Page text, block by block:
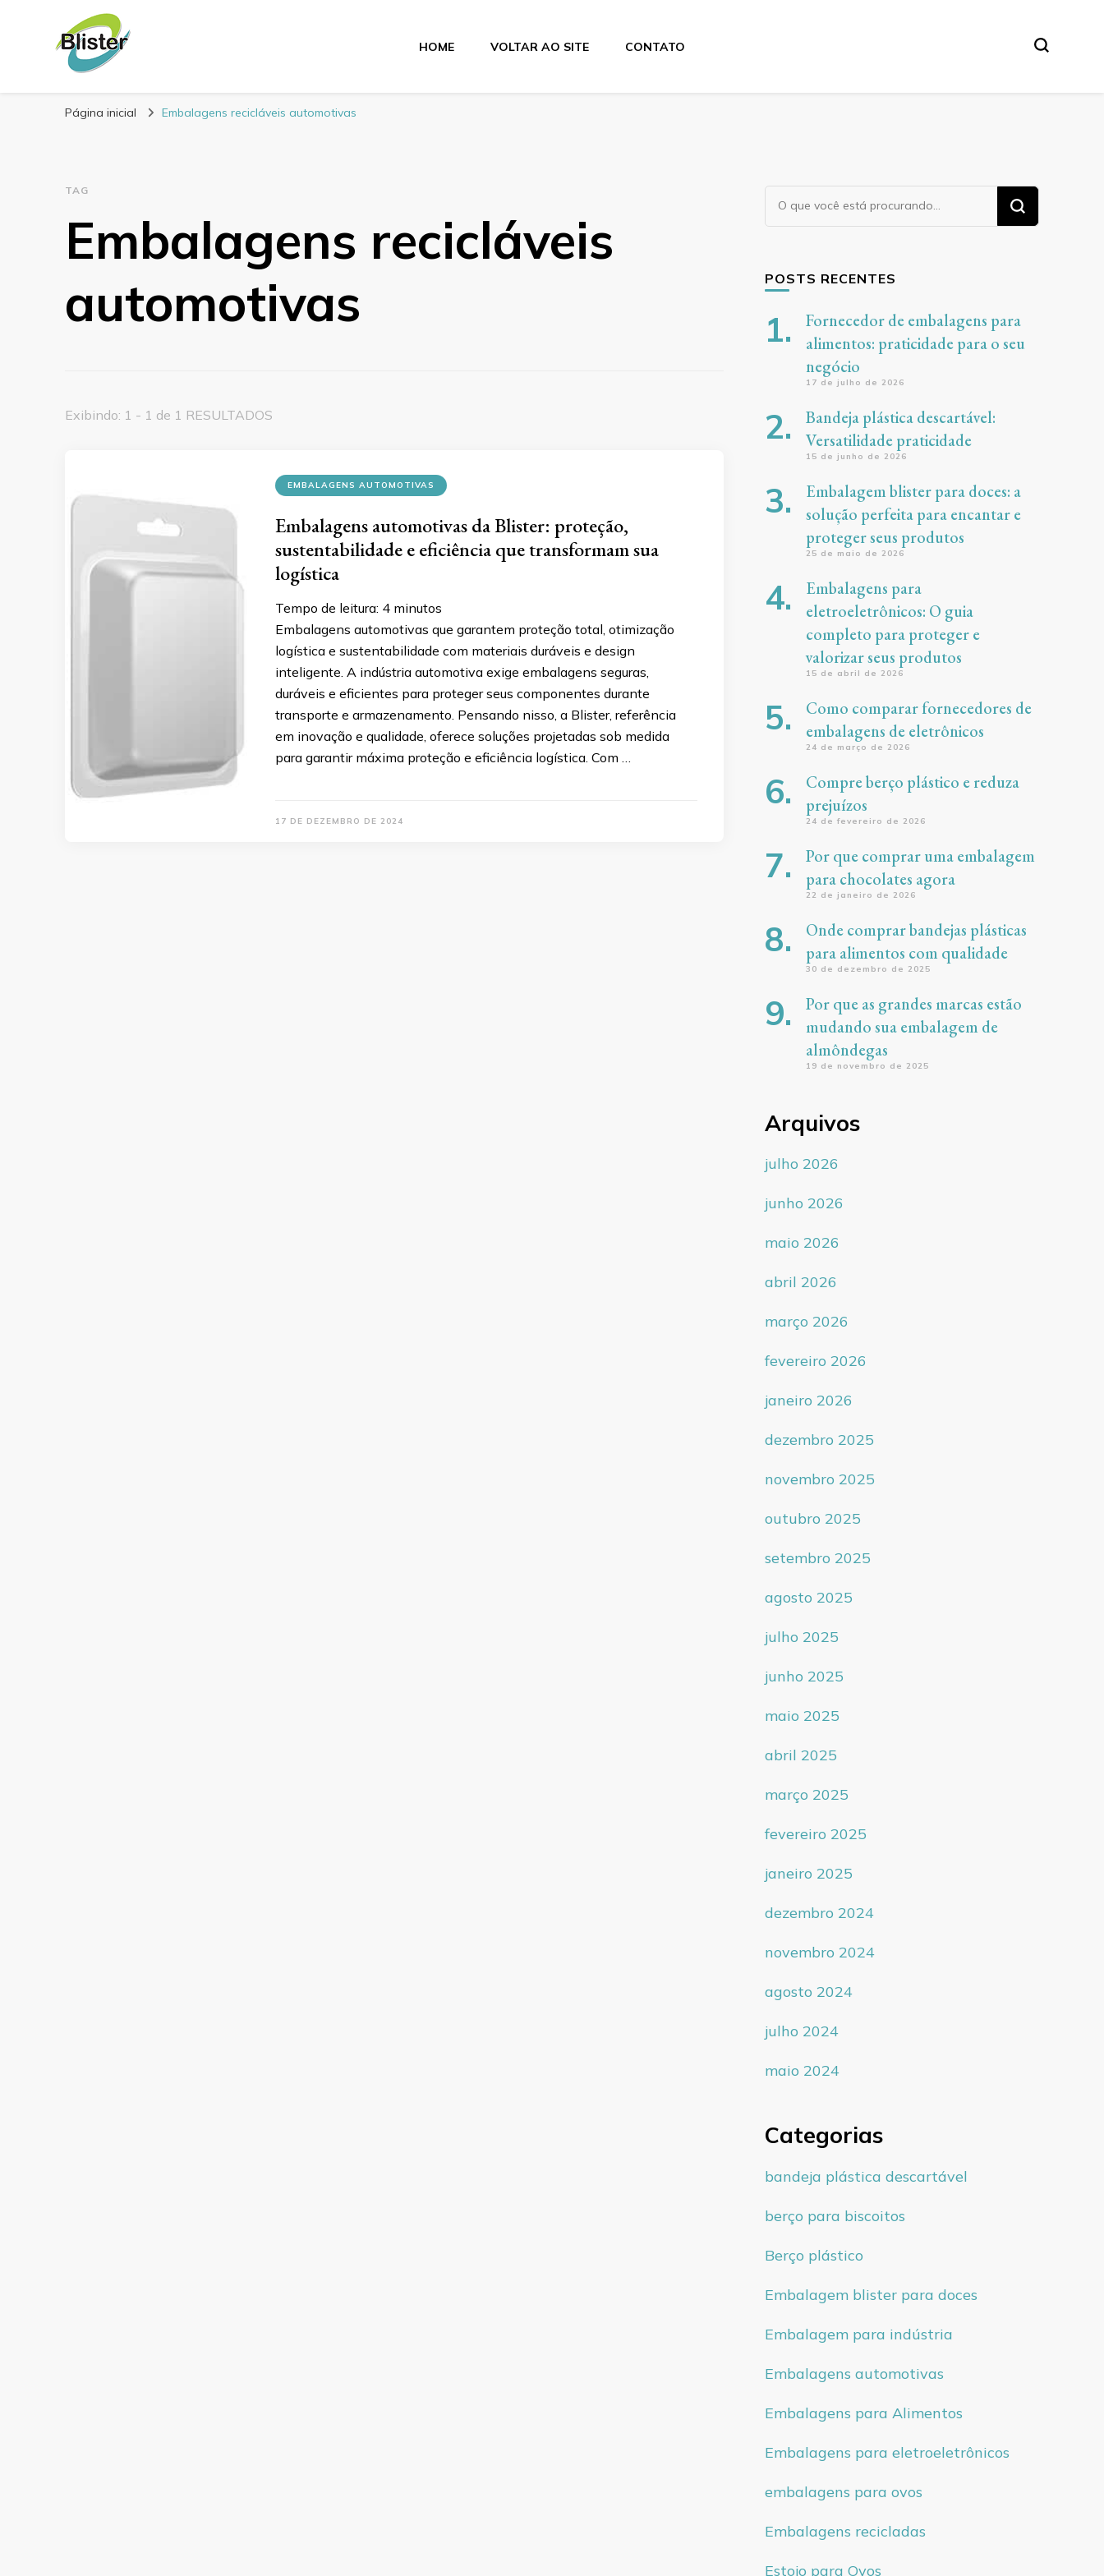
Blog Blister Embalagens
HOME VOLTAR AO SITE CONTATO
Página inicial Embalagens recicláveis automotivas
TAG
Embalagens recicláveis
automotivas
Exibindo: 1 - 1 de 1 RESULTADOS
EMBALAGENS AUTOMOTIVAS
Embalagens automotivas da Blister: proteção,
sustentabilidade e eficiência que transformam sua
logística
Tempo de leitura: 4 minutos
Embalagens automotivas que garantem proteção total, otimização
logística e sustentabilidade com materiais duráveis e design
inteligente. A indústria automotiva exige embalagens seguras,
duráveis e eficientes para proteger seus componentes durante
transporte e armazenamento. Pensando nisso, a Blister, referência
em inovação e qualidade, oferece soluções projetadas sob medida
para garantir máxima proteção e eficiência logística. Com …
17 DE DEZEMBRO DE 2024
Procurando
algo?
POSTS RECENTES
Fornecedor de embalagens para
alimentos: praticidade para o seu
negócio
17 de julho de 2026
Bandeja plástica descartável:
Versatilidade praticidade
15 de junho de 2026
Embalagem blister para doces: a
solução perfeita para encantar e
proteger seus produtos
25 de maio de 2026
Embalagens para
eletroeletrônicos: O guia
completo para proteger e
valorizar seus produtos
15 de abril de 2026
Como comparar fornecedores de
embalagens de eletrônicos
24 de março de 2026
Compre berço plástico e reduza
prejuízos
24 de fevereiro de 2026
Por que comprar uma embalagem
para chocolates agora
22 de janeiro de 2026
Onde comprar bandejas plásticas
para alimentos com qualidade
30 de dezembro de 2025
Por que as grandes marcas estão
mudando sua embalagem de
almôndegas
19 de novembro de 2025
Arquivos
julho 2026
junho 2026
maio 2026
abril 2026
março 2026
fevereiro 2026
janeiro 2026
dezembro 2025
novembro 2025
outubro 2025
setembro 2025
agosto 2025
julho 2025
junho 2025
maio 2025
abril 2025
março 2025
fevereiro 2025
janeiro 2025
dezembro 2024
novembro 2024
agosto 2024
julho 2024
maio 2024
Categorias
bandeja plástica descartável
berço para biscoitos
Berço plástico
Embalagem blister para doces
Embalagem para indústria
Embalagens automotivas
Embalagens para Alimentos
Embalagens para eletroeletrônicos
embalagens para ovos
Embalagens recicladas
Estojo para Ovos